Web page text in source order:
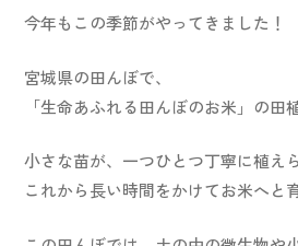
今年もこの季節がやってきました！
宮城県の田んぼで、
「生命あふれる田んぼのお米」の田
小さな苗が、一つひとつ丁寧に植えら
これから長い時間をかけてお米へと